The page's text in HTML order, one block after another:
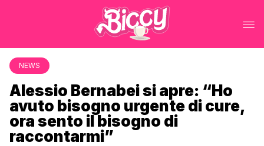
NEWS
Alessio Bernabei si apre: “Ho
avuto bisogno urgente di cure,
ora sento il bisogno di
raccontarmi”